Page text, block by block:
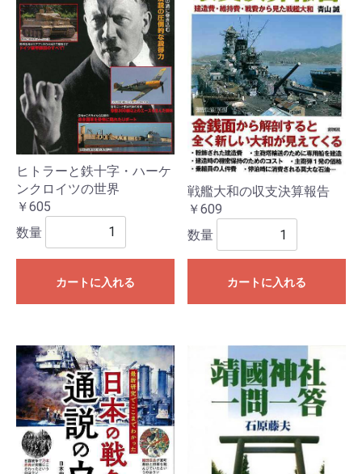
ヒトラーと鉄十字・ハーケ
ンクロイツの世界
￥605
数量
カートに入れる
戦艦大和の収支決算報告
￥609
数量
カートに入れる